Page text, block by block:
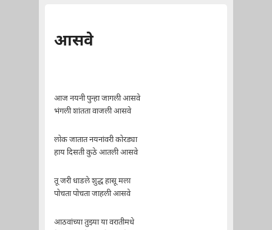
आसवे
आज नयनी पुन्हा जागली आसवे
भंगली शांतता वाजली आसवे
लोक जातात नयनांवरी कोरड्या
हाय दिसती कुठे आतली आसवे
तू जरी धाडले शुद्ध हासू मला
पोचता पोचता जाहली आसवे
आठवांच्या तुझ्या या वरातीमधे